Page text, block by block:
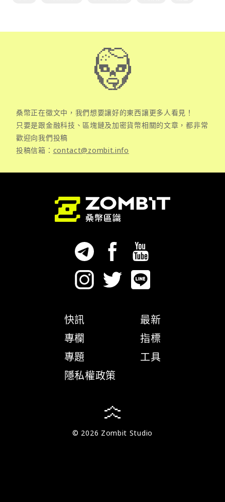
桑幣正在徵文中，我們想要讓好的東西讓更多人看見！
只要是跟金融科技、區塊鏈及加密貨幣相關的文章，都非常
歡迎向我們投稿
投稿信箱： contact@zombit.info
快訊
專欄
專題
隱私權政策
最新
指標
工具
© 2026 Zombit Studio